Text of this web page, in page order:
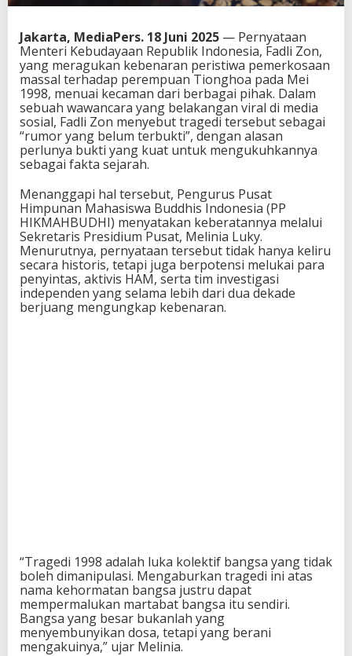
Jakarta, MediaPers. 18 Juni 2025 — Pernyataan
Menteri Kebudayaan Republik Indonesia, Fadli Zon,
yang meragukan kebenaran peristiwa pemerkosaan
massal terhadap perempuan Tionghoa pada Mei
1998, menuai kecaman dari berbagai pihak. Dalam
sebuah wawancara yang belakangan viral di media
sosial, Fadli Zon menyebut tragedi tersebut sebagai
“rumor yang belum terbukti”, dengan alasan
perlunya bukti yang kuat untuk mengukuhkannya
sebagai fakta sejarah.
Menanggapi hal tersebut, Pengurus Pusat
Himpunan Mahasiswa Buddhis Indonesia (PP
HIKMAHBUDHI) menyatakan keberatannya melalui
Sekretaris Presidium Pusat, Melinia Luky.
Menurutnya, pernyataan tersebut tidak hanya keliru
secara historis, tetapi juga berpotensi melukai para
penyintas, aktivis HAM, serta tim investigasi
independen yang selama lebih dari dua dekade
berjuang mengungkap kebenaran.
“Tragedi 1998 adalah luka kolektif bangsa yang tidak
boleh dimanipulasi. Mengaburkan tragedi ini atas
nama kehormatan bangsa justru dapat
mempermalukan martabat bangsa itu sendiri.
Bangsa yang besar bukanlah yang
menyembunyikan dosa, tetapi yang berani
mengakuinya,” ujar Melinia.